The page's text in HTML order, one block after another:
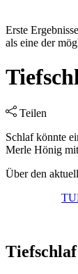
Erste
als eine der
Teilen
Schlaf könnte
Merle Hönig
Über den